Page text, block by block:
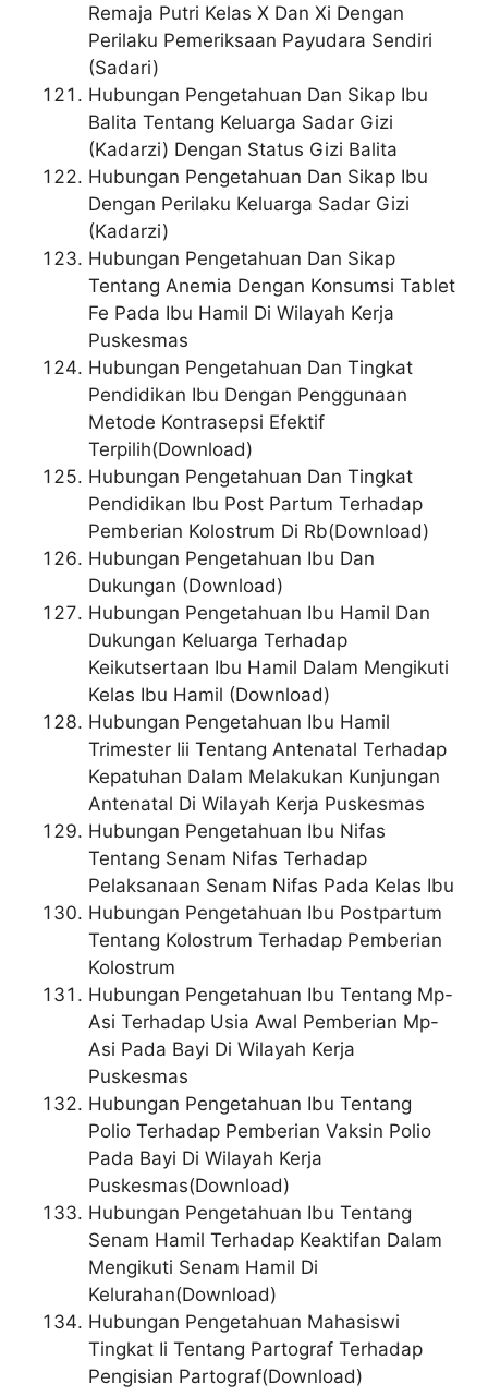
Remaja Putri Kelas X Dan Xi Dengan
Perilaku Pemeriksaan Payudara Sendiri
(Sadari)
Hubungan Pengetahuan Dan Sikap Ibu
Balita Tentang Keluarga Sadar Gizi
(Kadarzi) Dengan Status Gizi Balita
Hubungan Pengetahuan Dan Sikap Ibu
Dengan Perilaku Keluarga Sadar Gizi
(Kadarzi)
Hubungan Pengetahuan Dan Sikap
Tentang Anemia Dengan Konsumsi Tablet
Fe Pada Ibu Hamil Di Wilayah Kerja
Puskesmas
Hubungan Pengetahuan Dan Tingkat
Pendidikan Ibu Dengan Penggunaan
Metode Kontrasepsi Efektif
Terpilih(Download)
Hubungan Pengetahuan Dan Tingkat
Pendidikan Ibu Post Partum Terhadap
Pemberian Kolostrum Di Rb(Download)
Hubungan Pengetahuan Ibu Dan
Dukungan (Download)
Hubungan Pengetahuan Ibu Hamil Dan
Dukungan Keluarga Terhadap
Keikutsertaan Ibu Hamil Dalam Mengikuti
Kelas Ibu Hamil (Download)
Hubungan Pengetahuan Ibu Hamil
Trimester Iii Tentang Antenatal Terhadap
Kepatuhan Dalam Melakukan Kunjungan
Antenatal Di Wilayah Kerja Puskesmas
Hubungan Pengetahuan Ibu Nifas
Tentang Senam Nifas Terhadap
Pelaksanaan Senam Nifas Pada Kelas Ibu
Hubungan Pengetahuan Ibu Postpartum
Tentang Kolostrum Terhadap Pemberian
Kolostrum
Hubungan Pengetahuan Ibu Tentang Mp-
Asi Terhadap Usia Awal Pemberian Mp-
Asi Pada Bayi Di Wilayah Kerja
Puskesmas
Hubungan Pengetahuan Ibu Tentang
Polio Terhadap Pemberian Vaksin Polio
Pada Bayi Di Wilayah Kerja
Puskesmas(Download)
Hubungan Pengetahuan Ibu Tentang
Senam Hamil Terhadap Keaktifan Dalam
Mengikuti Senam Hamil Di
Kelurahan(Download)
Hubungan Pengetahuan Mahasiswi
Tingkat Ii Tentang Partograf Terhadap
Pengisian Partograf(Download)